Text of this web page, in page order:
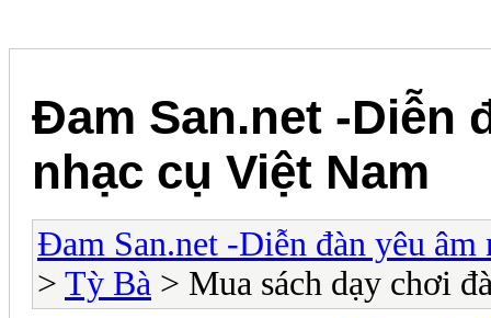
Đam San.net -Diễn
nhạc cụ Việt Nam
Đam San.net -Diễn đàn yêu âm
> Tỳ Bà > Mua sách dạy chơi